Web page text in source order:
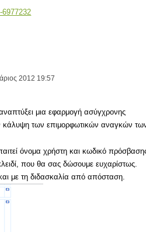
2012 19:57
μια εφαρμογή ασύγχρονης
κάλυψη των επιμορφωτικών αναγκών
όνομα χρήστη και κωδικό
που θα σας δώσουμε ευχαρίστως.
με τη διδασκαλία από απόσταση.